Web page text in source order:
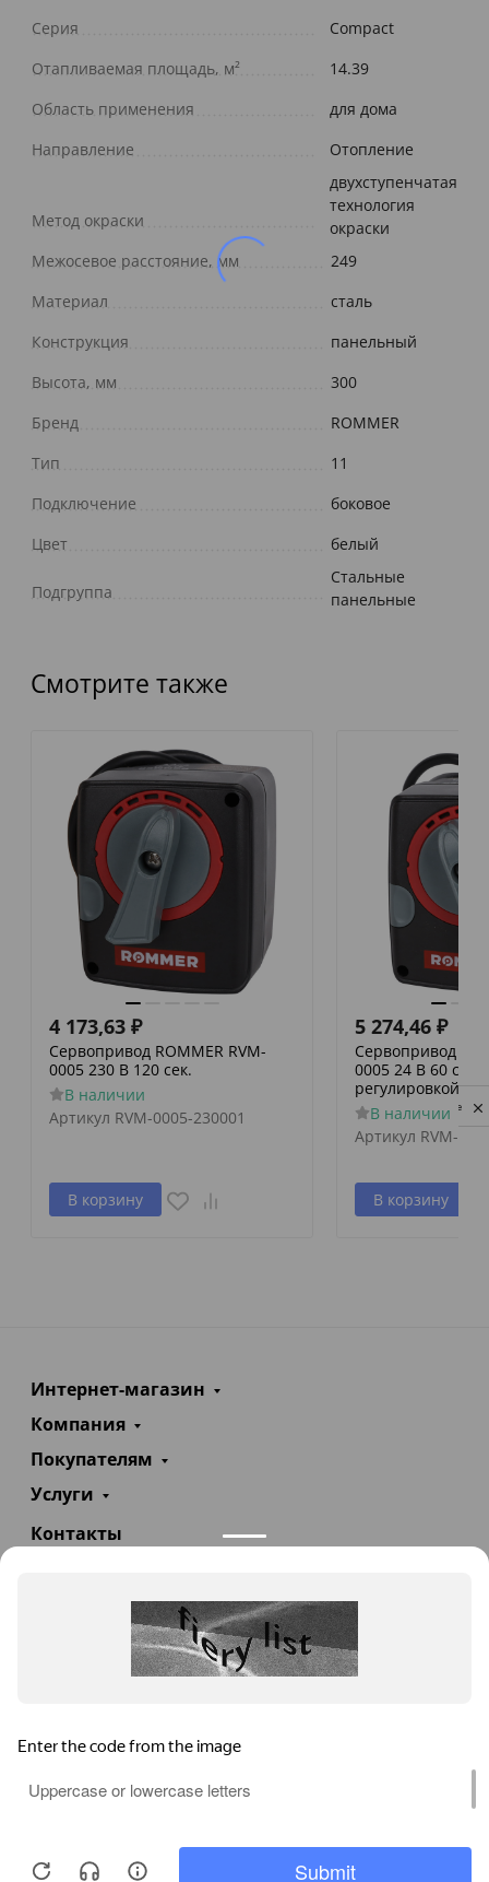
Серия
Compact
Отапливаемая площадь, м²
14.39
Область применения
для дома
Направление
Отопление
Метод окраски
двухступенчатая
технология
окраски
Межосевое расстояние, мм
249
Материал
сталь
Конструкция
панельный
Высота, мм
300
Бренд
ROMMER
Тип
11
Подключение
боковое
Цвет
белый
Подгруппа
Стальные
панельные
Смотрите также
4 173,63 ₽
Сервопривод ROMMER RVM-
0005 230 В 120 сек.
В наличии
Артикул RVM-0005-230001
В корзину
5 274,46 ₽
Сервопривод
0005 24 В 60
регулировкой по
В наличии
Артикул RVM-
В корзину
Интернет-магазин
Компания
Покупателям
Услуги
Контакты
info@teploexpert.com
Пн—Сб 09:00 – 18:00
TeploExpert.com © 2008 - 2026 Оборудование для
систем отопления, водоснабжения, канализации
Privacy notice